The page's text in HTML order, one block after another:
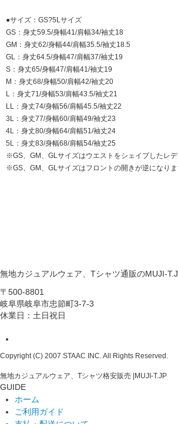
●サイズ：GS?5Lサイズ
GS：身丈59.5/身幅41/肩幅34/袖丈18
GM：身丈62/身幅44/肩幅35.5/袖丈18.5
GL：身丈64.5/身幅47/肩幅37/袖丈19
S：身丈65/身幅47/肩幅41/袖丈19
M：身丈68/身幅50/肩幅42/袖丈20
L：身丈71/身幅53/肩幅43.5/袖丈21
LL：身丈74/身幅56/肩幅45.5/袖丈22
3L：身丈77/身幅60/肩幅49/袖丈23
4L：身丈80/身幅64/肩幅51/袖丈24
5L：身丈83/身幅68/肩幅54/袖丈25
※GS、GM、GLサイズはウエストをシェイプしたレデ
※GS、GM、GLサイズはフロントの開きが逆になりま
無地カジュアルウェア、Tシャツ通販のMUJI-
〒500-8801
岐阜県岐阜市忠節町3-7-3
休業日：土日祝日
Copyright (C) 2007 STAAC INC. All Rights Reserved.
無地カジュアルウェア、Tシャツ格安販売 |MUJI-T.JP
GUIDE
ホーム
ご利用ガイド